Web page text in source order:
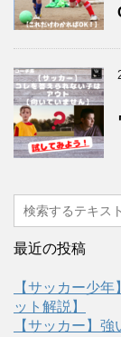
最近の投稿
【サッカー少
ット解説】
【サッカー】